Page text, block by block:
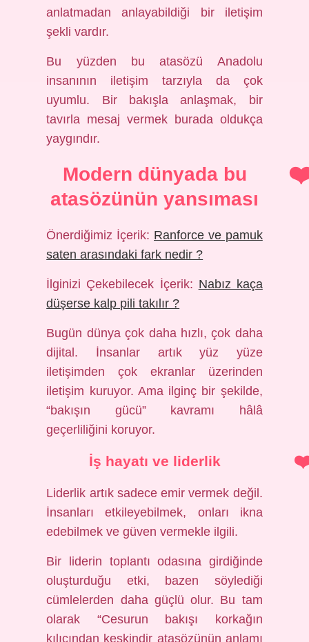
anlatmadan anlayabildiği bir iletişim
şekli vardır.
Bu yüzden bu atasözü Anadolu
insanının iletişim tarzıyla da çok
uyumlu. Bir bakışla anlaşmak, bir
tavırla mesaj vermek burada oldukça
yaygındır.
Modern dünyada bu
atasözünün yansıması
Önerdiğimiz İçerik: Ranforce ve pamuk
saten arasındaki fark nedir ?
İlginizi Çekebilecek İçerik: Nabız kaça
düşerse kalp pili takılır ?
Bugün dünya çok daha hızlı, çok daha
dijital. İnsanlar artık yüz yüze
iletişimden çok ekranlar üzerinden
iletişim kuruyor. Ama ilginç bir şekilde,
“bakışın gücü” kavramı hâlâ
geçerliliğini koruyor.
İş hayatı ve liderlik
Liderlik artık sadece emir vermek değil.
İnsanları etkileyebilmek, onları ikna
edebilmek ve güven vermekle ilgili.
Bir liderin toplantı odasına girdiğinde
oluşturduğu etki, bazen söylediği
cümlelerden daha güçlü olur. Bu tam
olarak “Cesurun bakışı korkağın
kılıcından keskindir atasözünün anlamı